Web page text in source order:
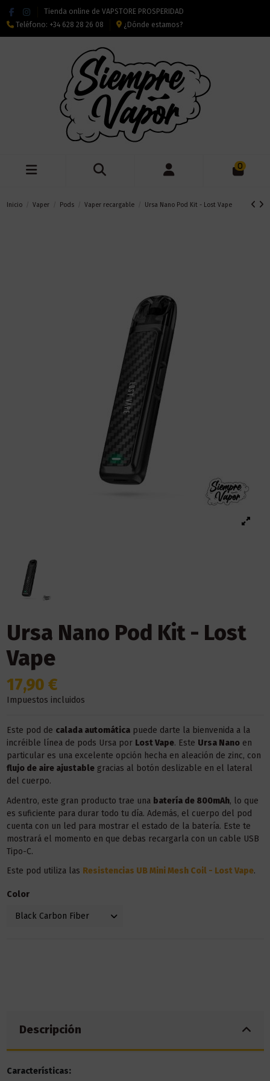
Tienda online de VAPSTORE PROSPERIDAD
Teléfono: +34 628 28 26 08 ¿Dónde estamos?
0
Inicio Vaper Pods Vaper recargable Ursa Nano Pod Kit - Lost Vape
Ursa Nano Pod Kit - Lost
Vape
17,90 €
Impuestos incluidos
Este pod de calada automáticapuede darte la bienvenida a la
incréible línea de pods Ursa por Lost Vape. Este Ursa Nanoen
particular es una excelente opción hecha en aleación de zinc, con
flujo de aire ajustablegracias al botón deslizable en el lateral
del cuerpo.
Adentro, este gran producto trae una batería de 800mAh, lo que
es suficiente para durar todo tu día. Además, el cuerpo del pod
cuenta con un led para mostrar el estado de la batería. Este te
mostrará el momento en que debas recargarla con un cable USB
Tipo-C.
Este pod utiliza las Resistencias UB Mini Mesh Coil - Lost Vape.
Color
Descripción
Características: